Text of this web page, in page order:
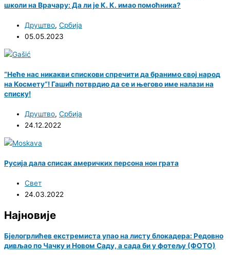
школи на Врачару: Да ли је К. К. имао помоћника?
Друштво, Србија
05.05.2023
“Неће нас никакви спискови спречити да бранимо свој народ
на Космету“! Гашић потврдио да се и његово име налази на
списку!
Друштво, Србија
24.12.2022
Русија дала списак америчких персона нон грата
Свет
24.03.2022
Најновије
Бјелогрлићев екстремиста упао на листу блокадера: Редовно
дивљао по Чачку и Новом Саду, а сада би у фотељу (ФОТО)